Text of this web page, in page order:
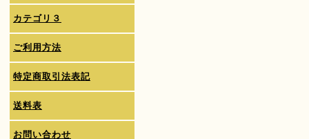
カテゴリ３
ご利用方法
特定商取引法表記
送料表
お問い合わせ